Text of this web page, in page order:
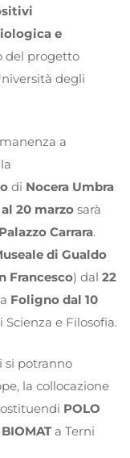
e
del progetto
degli
a
di Nocera Umbra
20 marzo sarà
Palazzo Carrara.
di Gualdo
Francesco) dal 22
Foligno dal 10
Scienza e Filosofia.
si potranno
la collocazione
POLO
a Terni